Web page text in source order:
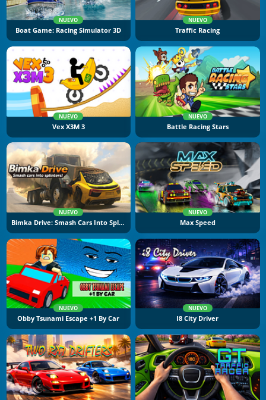
NUEVO
Boat Game: Racing Simulator 3D
NUEVO
Traffic Racing
NUEVO
Vex X3M 3
NUEVO
Battle Racing Stars
NUEVO
Bimka Drive: Smash Cars Into Splinters
NUEVO
Max Speed
NUEVO
Obby Tsunami Escape +1 By Car
NUEVO
I8 City Driver